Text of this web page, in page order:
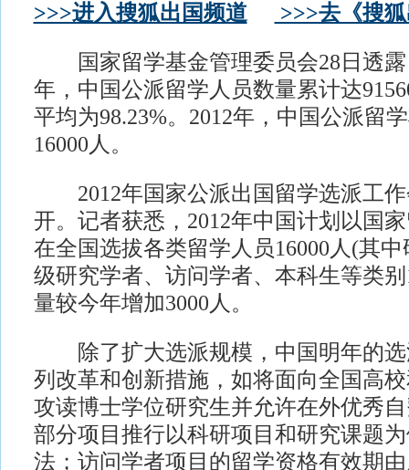
>>>进入搜狐出国频道 >>>去《搜
国家留学基金管理委员会28日透露
年，中国公派留学人员数量累计达
平均为98.23%。2012年，中国公派留
16000人。
2012年国家公派出国留学选派工作
开。记者获悉，2012年中国计划以国
在全国选拔各类留学人员16000人(其
级研究学者、访问学者、本科生等类
量较今年增加3000人。
除了扩大选派规模，中国明年的选
列改革和创新措施，如将面向全国高
攻读博士学位研究生并允许在外优秀
部分项目推行以科研项目和研究课题
法；访问学者项目的留学资格有效期